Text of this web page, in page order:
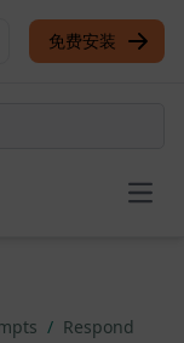
免费安装
/ Respond